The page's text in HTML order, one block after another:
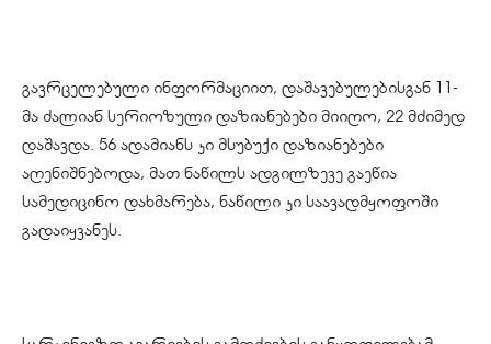
გავრცელებული ინფორმაციით, დაშავებულებისგან 11-
მა ძალიან სერიოზული დაზიანებები მიიღო, 22 მძიმედ
დაშავდა. 56 ადამიანს კი მსუბუქი დაზიანებები
აღენიშნებოდა, მათ ნაწილს ადგილზევე გაეწია
სამედიცინო დახმარება, ნაწილი კი საავადმყოფოში
გადაიყვანეს.